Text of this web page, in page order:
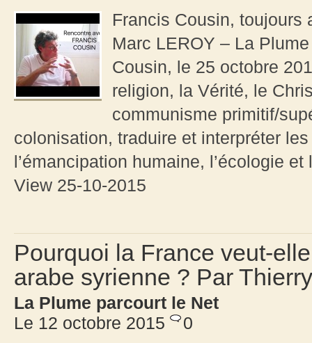
Francis Cousin,
Marc LEROY – La
Cousin, le 25 octobre
religion, la Vérité, le
communisme primitif/
colonisation, traduire et interpréter
l’émancipation humaine, l’écologie
View 25-10-2015
Pourquoi la France veut-
arabe syrienne ? Par
La Plume parcourt le Net
Le 12 octobre 2015
0